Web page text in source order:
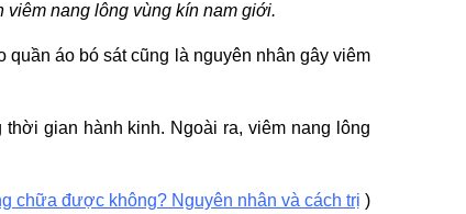
viêm nang lông vùng kín nam giới.
quần áo bó sát cũng là nguyên nhân gây viêm
thời gian hành kinh. Ngoài ra,viêm nang lông
chữa được không? Nguyên nhân và cách trị )